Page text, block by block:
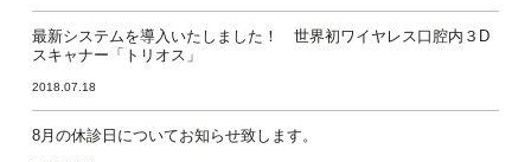
最新システムを導入いたしました！ 世界初ワイヤレス口腔内３D
スキャナー「トリオス」
2018.07.18
8月の休診日についてお知らせ致します。